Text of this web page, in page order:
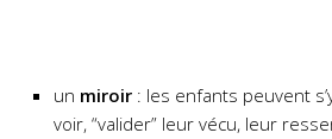
un miroir : les enfants peuvent
voir, “valider” leur vécu, leur